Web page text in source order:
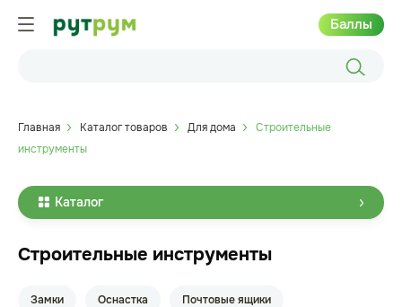
Баллы
Главная Каталог товаров Для дома
Строительные
инструменты
Каталог
Строительные инструменты
Замки Оснастка Почтовые ящики